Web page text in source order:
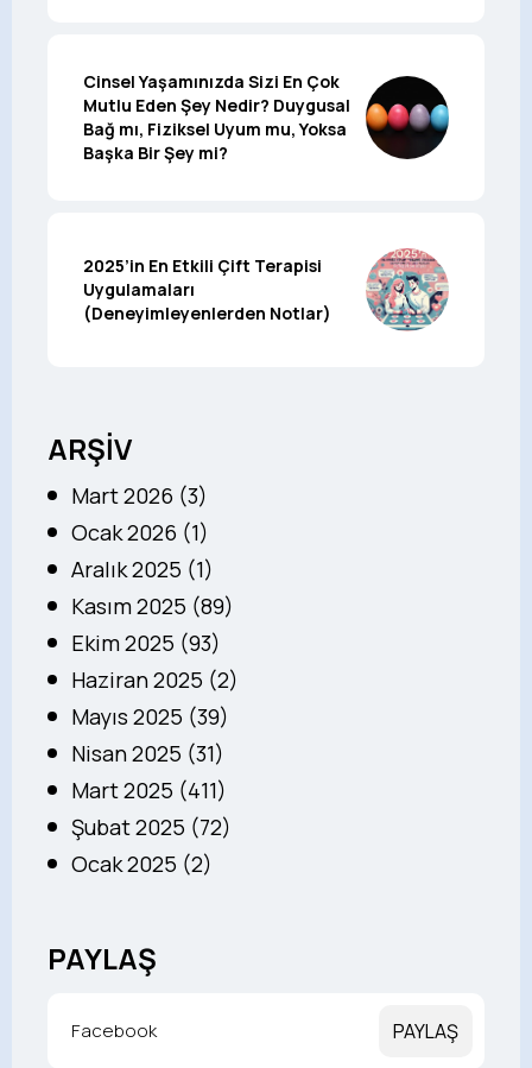
Cinsel Yaşamınızda Sizi En Çok
Mutlu Eden Şey Nedir? Duygusal
Bağ mı, Fiziksel Uyum mu, Yoksa
Başka Bir Şey mi?
2025’in En Etkili Çift Terapisi
Uygulamaları
(Deneyimleyenlerden Notlar)
ARŞİV
Mart 2026 (3)
Ocak 2026 (1)
Aralık 2025 (1)
Kasım 2025 (89)
Ekim 2025 (93)
Haziran 2025 (2)
Mayıs 2025 (39)
Nisan 2025 (31)
Mart 2025 (411)
Şubat 2025 (72)
Ocak 2025 (2)
PAYLAŞ
Facebook PAYLAŞ